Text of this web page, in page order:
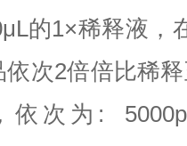
的1×稀释液，
依次2倍倍比稀
依次为: